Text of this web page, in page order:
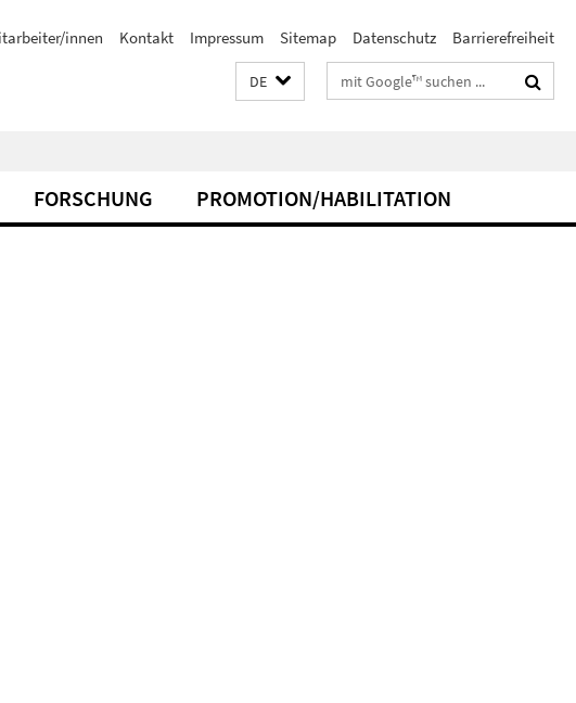
innen Kontakt Impressum Sitemap Datenschutz Barrierefreiheit
DE Suchbegriffe
FORSCHUNG PROMOTION/HABILITATION